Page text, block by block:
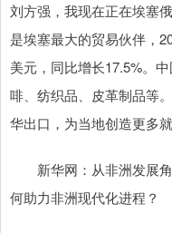
刘方强，我现在正在埃塞
是埃塞最大的贸易伙伴，
美元，同比增长17.5%。
啡、纺织品、皮革制品等
华出口，为当地创造更多
新华网：从非洲发展角
何助力非洲现代化进程？